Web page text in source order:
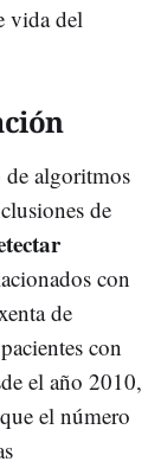
vida del
de algoritmos
de
con
de
con
el año 2010,
el número